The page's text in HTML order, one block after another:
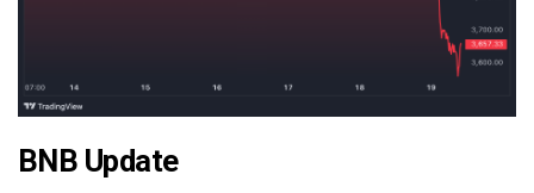
BNB Update